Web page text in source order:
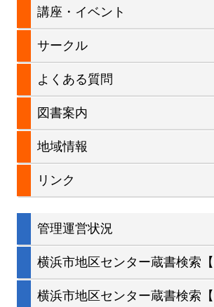
講座・イベント
サークル
よくある質問
図書案内
地域情報
リンク
管理運営状況
横浜市地区センター蔵書検索【
横浜市地区センター蔵書検索【